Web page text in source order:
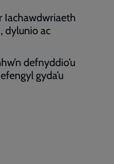
Iachawdwriaeth
dylunio ac
defnyddio’u
gyda’u